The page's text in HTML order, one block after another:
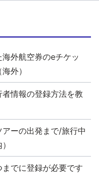
外航空券のeチケッ
外）
情報の登録方法を教
ーの出発まで/旅行中
でに登録が必要です